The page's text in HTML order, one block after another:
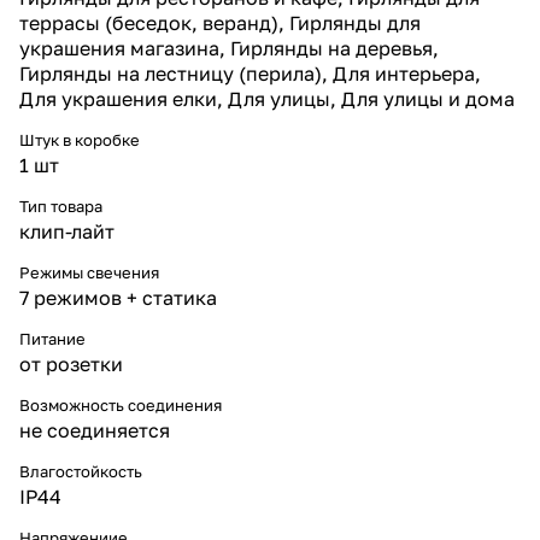
предлагает 7 динамических
режимов и статическое
свечение. Тёплые огни могут
плавно переливаться, мерцать
или светить ровным светом.
Такой набор эффектов
позволяет создавать как
спокойный фон, так и
динамичные композиции для
праздничных мероприятий.
Плотность в 1000 диодов
обеспечивает равномерное и
длине.
Применение
Уличная гирлянда 100 м
«Тёплый свет» идеально
больших уличных елей,
деревьев, фасадов торговых
и городских пространств.
Классическое золотистое
террасы (беседок, веранд), Гирлянды для
украшения магазина, Гирлянды на деревья,
Гирлянды на лестницу (перила), Для интерьера,
Для украшения елки, Для улицы, Для улицы и дома
Штук в коробке
1 шт
Тип товара
клип-лайт
Режимы свечения
7 режимов + статика
Питание
от розетки
Возможность соединения
не соединяется
Влагостойкость
IP44